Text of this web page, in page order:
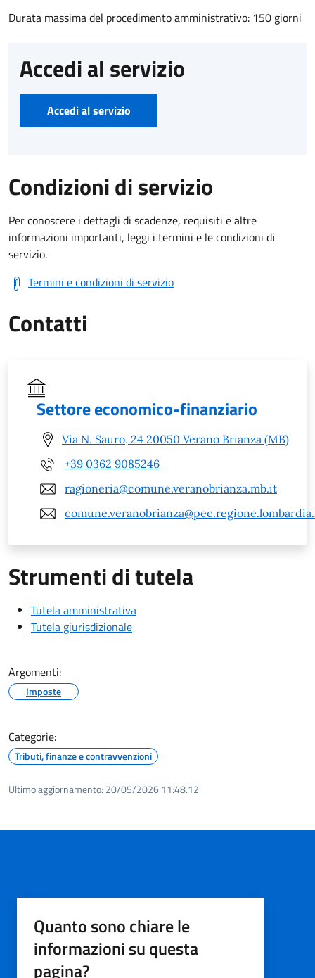
Durata massima del procedimento amministrativo: 150 giorni
Accedi al servizio
Accedi al servizio
Condizioni di servizio
Per conoscere i dettagli di scadenze, requisiti e altre
informazioni importanti, leggi i termini e le condizioni di
servizio.
Termini e condizioni di servizio
Contatti
Settore economico-finanziario
Via N. Sauro, 24 20050 Verano Brianza (MB)
+39 0362 9085246
ragioneria@comune.veranobrianza.mb.it
Strumenti di tutela
Tutela amministrativa
Tutela giurisdizionale
Argomenti:
Imposte
Categorie:
Tributi, finanze e contravvenzioni
Ultimo aggiornamento: 20/05/2026 11:48.12
Quanto sono chiare le
informazioni su questa
pagina?